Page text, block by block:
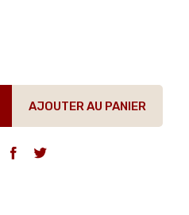
AJOUTER AU PANIER